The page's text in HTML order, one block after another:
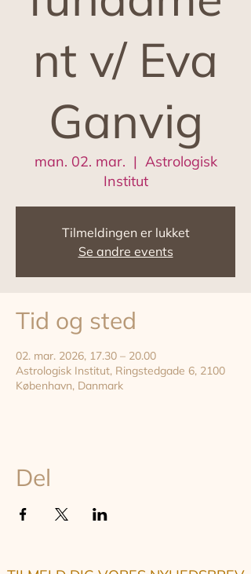
nt v/ Eva
Ganvig
man. 02. mar.
  |
Astrologisk
Institut
Tilmeldingen er lukket
Se andre events
Tid og sted
02. mar. 2026, 17.30 – 20.00
Astrologisk Institut, Ringstedgade 6, 2100
København, Danmark
Del